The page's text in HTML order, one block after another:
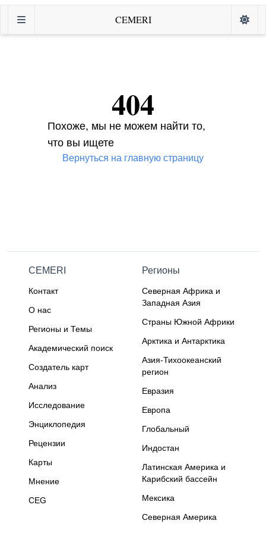
CEMERI
404
Похоже, мы не можем найти то,
что вы ищете
Вернуться на главную страницу
CEMERI
Контакт
О нас
Регионы и Темы
Академический поиск
Создатель карт
Анализ
Исследование
Энциклопедия
Рецензии
Карты
Мнение
CEG
Регионы
Северная Африка и
Западная Азия
Страны Южной Африки
Арктика и Антарктика
Азия-Тихоокеанский
регион
Евразия
Европа
Глобальный
Индостан
Латинская Америка и
Карибский бассейн
Мексика
Северная Америка